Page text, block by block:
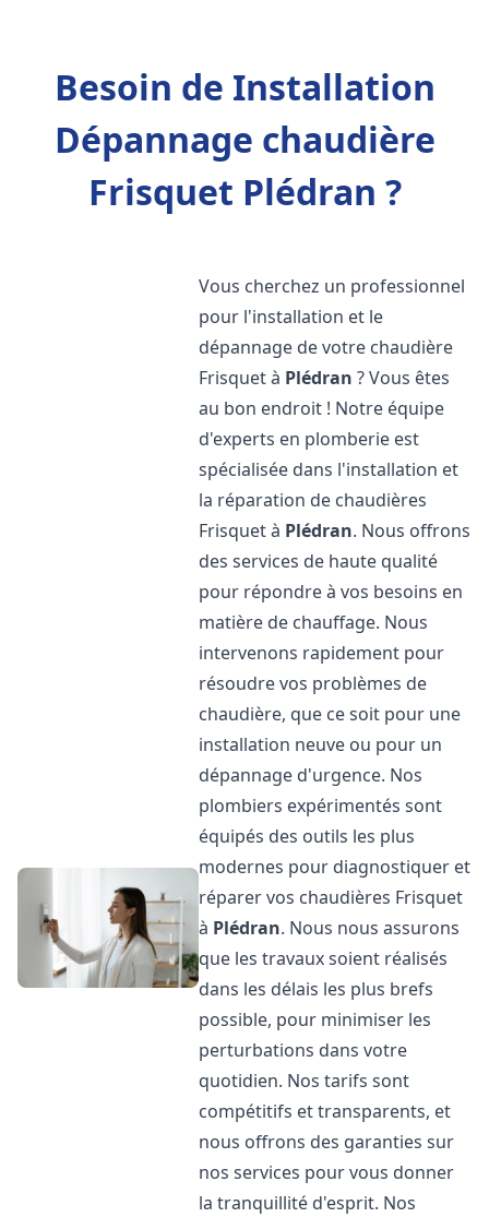
Besoin de Installation
Dépannage chaudière
Frisquet Plédran ?
Vous cherchez un professionnel
pour l'installation et le
dépannage de votre chaudière
Frisquet à Plédran ? Vous êtes
au bon endroit ! Notre équipe
d'experts en plomberie est
spécialisée dans l'installation et
la réparation de chaudières
Frisquet à Plédran. Nous offrons
des services de haute qualité
pour répondre à vos besoins en
matière de chauffage. Nous
intervenons rapidement pour
résoudre vos problèmes de
chaudière, que ce soit pour une
installation neuve ou pour un
dépannage d'urgence. Nos
plombiers expérimentés sont
équipés des outils les plus
modernes pour diagnostiquer et
réparer vos chaudières Frisquet
à Plédran. Nous nous assurons
que les travaux soient réalisés
dans les délais les plus brefs
possible, pour minimiser les
perturbations dans votre
quotidien. Nos tarifs sont
compétitifs et transparents, et
nous offrons des garanties sur
nos services pour vous donner
la tranquillité d'esprit. Nos